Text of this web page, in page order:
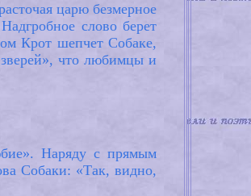
царю безмерное
слово берет
Крот шепчет Собаке,
зверей», что любимцы и
Наряду с прямым
Собаки: «Так, видно,